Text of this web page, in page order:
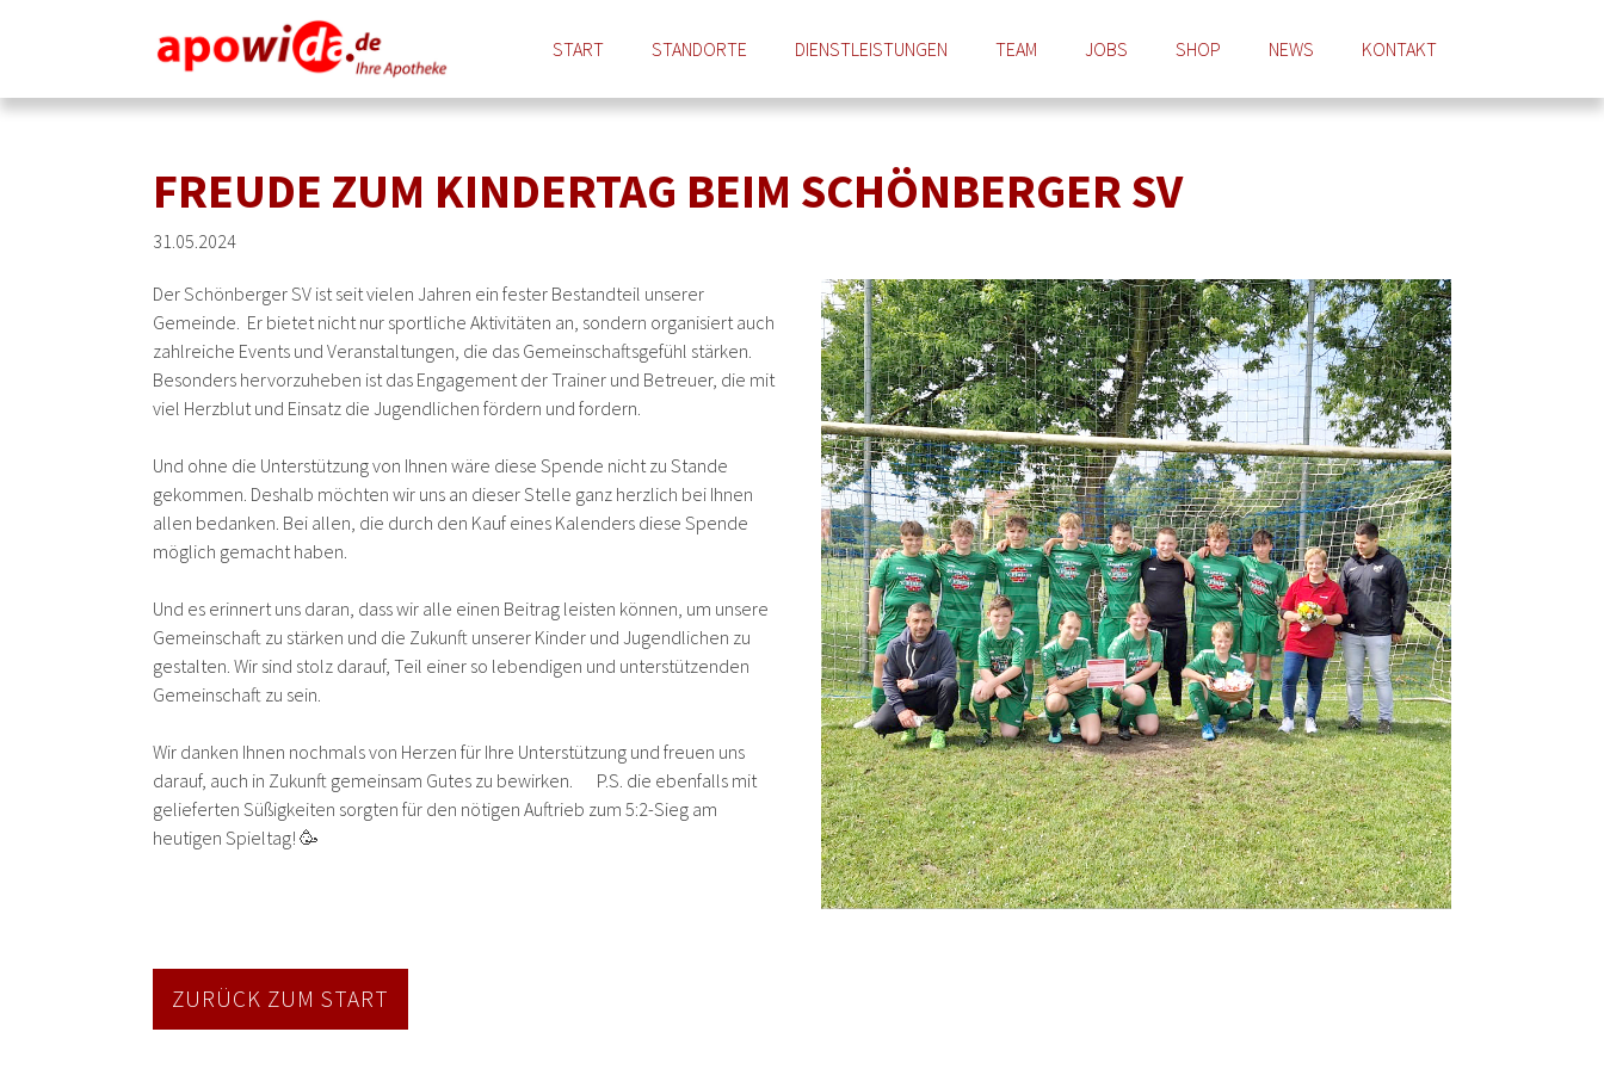
START STANDORTE DIENSTLEISTUNGEN TEAM JOBS SHOP NEWS KONTAKT
FREUDE ZUM KINDERTAG BEIM SCHÖNBERGER SV
31.05.2024
Der Schönberger SV ist seit vielen Jahren ein fester Bestandteil unserer
Gemeinde. Er bietet nicht nur sportliche Aktivitäten an, sondern organisiert auch
zahlreiche Events und Veranstaltungen, die das Gemeinschaftsgefühl stärken.
Besonders hervorzuheben ist das Engagement der Trainer und Betreuer, die mit
viel Herzblut und Einsatz die Jugendlichen fördern und fordern.
Und ohne die Unterstützung von Ihnen wäre diese Spende nicht zu Stande
gekommen. Deshalb möchten wir uns an dieser Stelle ganz herzlich bei Ihnen
allen bedanken. Bei allen, die durch den Kauf eines Kalenders diese Spende
möglich gemacht haben.
Und es erinnert uns daran, dass wir alle einen Beitrag leisten können, um unsere
Gemeinschaft zu stärken und die Zukunft unserer Kinder und Jugendlichen zu
gestalten. Wir sind stolz darauf, Teil einer so lebendigen und unterstützenden
Gemeinschaft zu sein.
Wir danken Ihnen nochmals von Herzen für Ihre Unterstützung und freuen uns
darauf, auch in Zukunft gemeinsam Gutes zu bewirken. P.S. die ebenfalls mit
gelieferten Süßigkeiten sorgten für den nötigen Auftrieb zum 5:2-Sieg am
heutigen Spieltag! 🥳
ZURÜCK ZUM START